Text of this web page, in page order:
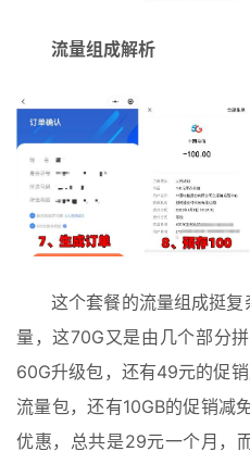
流量组成解析
这个套餐的流量组成挺
量，这70G又是由几个部分
60G升级包，还有49元的促
流量包，还有10GB的促销减
优惠，总共是29元一个月，